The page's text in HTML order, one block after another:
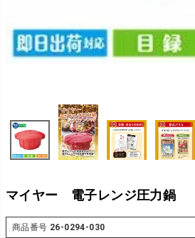
マイヤー 電子レンジ圧力鍋
商品番号 26-0294-030